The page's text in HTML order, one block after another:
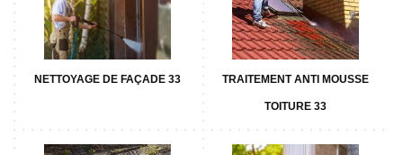
NETTOYAGE DE FAÇADE 33 TRAITEMENT ANTI MOUSSE
TOITURE 33